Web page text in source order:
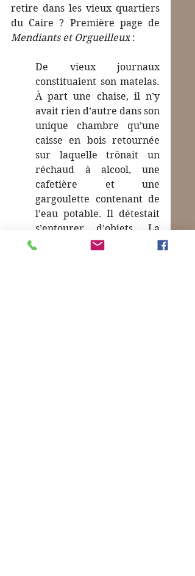
retire dans les vieux quartiers
Mendiants et Orgueilleux :
De vieux journaux
constituaient son matelas.
À part une chaise, il n’y
avait rien d’autre dans son
unique chambre qu’une
caisse en bois retournée
sur laquelle trônait un
réchaud à alcool, une
cafetière et une
gargoulette contenant de
l’eau potable. Il détestait
s’entourer d’objets. La
plupart des meubles et